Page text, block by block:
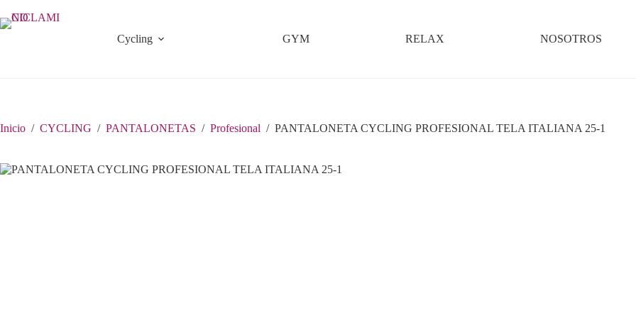
al
contenido
Cycling GYM RELAX NOSOTROS
Inicio / CYCLING / PANTALONETAS / Profesional / PANTALONETA CYCLING PROFESIONAL TELA ITALIANA 25-1